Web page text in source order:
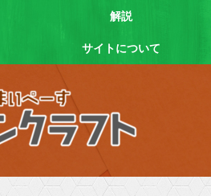
解説
サイトについて